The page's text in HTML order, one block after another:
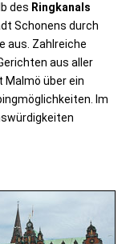
des Ringkanals
Schonens durch
aus. Zahlreiche
aus aller
Malmö über ein
Im